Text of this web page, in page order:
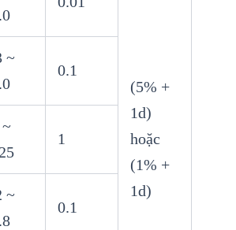
(5% +
1d)
hoặc
(1% +
1d)
~
0.1
1
~
0.1